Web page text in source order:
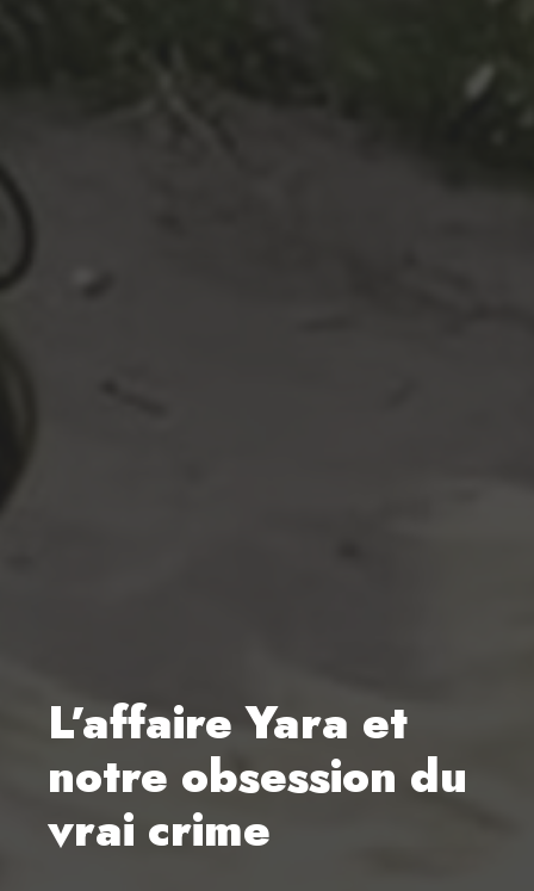
L’affaire Yara et
notre obsession du
vrai crime